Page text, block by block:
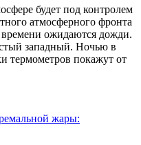
будет под контролем
атмосферного фронта
времени ожидаются дожди.
западный. Ночью в
термометров покажут от
жары: